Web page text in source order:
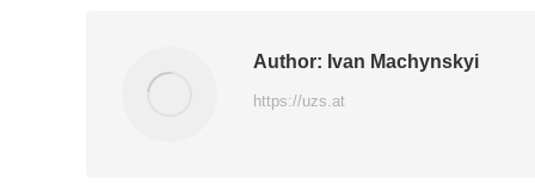
Author: Ivan Machynskyi
https://uzs.at